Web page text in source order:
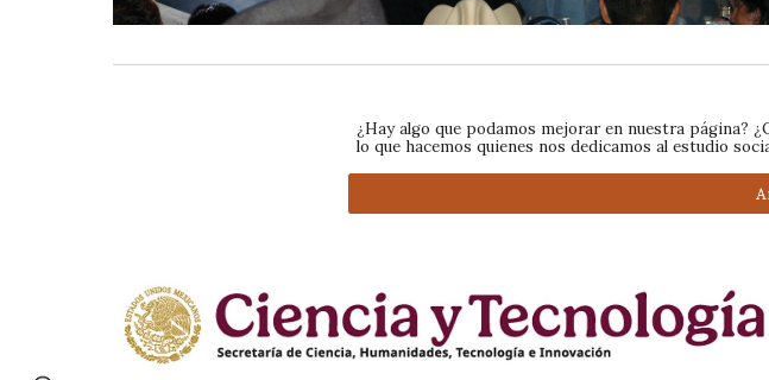
¿Hay algo que podamos mejorar en nuestra página?
lo que hacemos quienes nos dedicamos al estudio